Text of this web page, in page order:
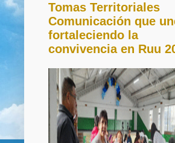
Tomas Territoriales
Comunicación que
fortaleciendo la
convivencia en Ruu